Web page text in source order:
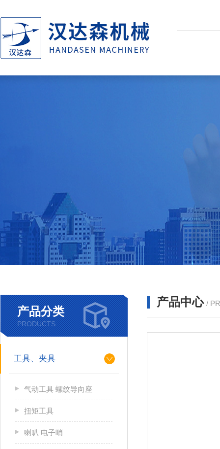
产品分类
PRODUCTS
工具、夹具
气动工具 螺纹导向座
扭矩工具
喇叭 电子哨
产品中心 /